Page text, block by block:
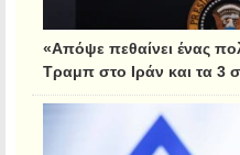
«Απόψε πεθαίνει ένας
Τραμπ στο Ιράν και τα 3